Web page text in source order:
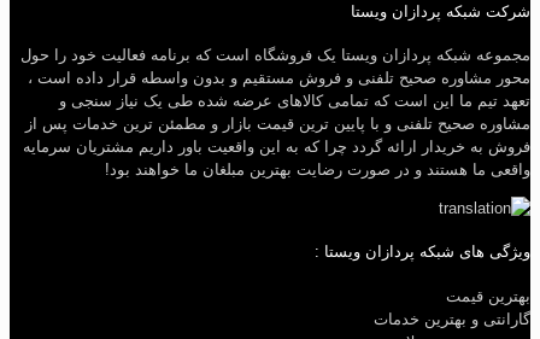
شرکت شبکه پردازان ویستا
مجموعه شبکه پردازان ویستا یک فروشگاه است که برنامه فعالیت خود را حول
محور مشاوره صحیح تلفنی و فروش مستقیم و بدون واسطه قرار داده است ،
تعهد تیم ما این است که تمامی کالاهای عرضه شده طی یک نیاز سنجی و
مشاوره صحیح تلفنی و با پایین ترین قیمت بازار و مطمئن ترین خدمات پس از
فروش به خریدار ارائه گردد چرا که به این واقعیت باور داریم مشتریان سرمایه
واقعی ما هستند و در صورت رضایت بهترین مبلغان ما خواهند بود!
ویژگی های شبکه پردازان ویستا :
بهترین قیمت
گارانتی و بهترین خدمات